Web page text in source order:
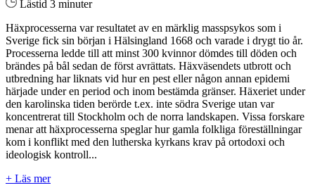
Lästid 3 minuter
Häxprocesserna var resultatet av en märklig masspsykos som i
Sverige fick sin början i Hälsingland 1668 och varade i drygt tio år.
Processerna ledde till att minst 300 kvinnor dömdes till döden och
brändes på bål sedan de först avrättats. Häxväsendets utbrott och
utbredning har liknats vid hur en pest eller någon annan epidemi
härjade under en period och inom bestämda gränser. Häxeriet under
den karolinska tiden berörde t.ex. inte södra Sverige utan var
koncentrerat till Stockholm och de norra landskapen. Vissa forskare
menar att häxprocesserna speglar hur gamla folkliga föreställningar
kom i konflikt med den lutherska kyrkans krav på ortodoxi och
ideologisk kontroll...
+ Läs mer